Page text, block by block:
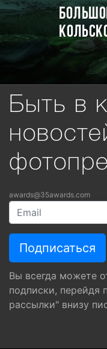
Быть в
awards@35awards.com
Вы всегда можете
подписки, перейдя
рассылки" внизу